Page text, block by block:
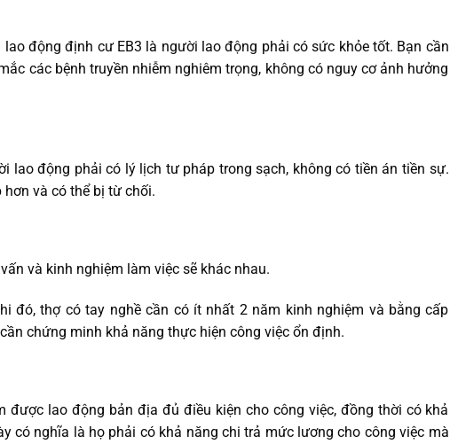
động định cư EB3 là người lao động phải có sức khỏe tốt. Bạn cần
các bệnh truyền nhiễm nghiêm trọng, không có nguy cơ ảnh hưởng
lao động phải có lý lịch tư pháp trong sạch, không có tiền án tiền sự.
hơn và có thể bị từ chối.
và kinh nghiệm làm việc sẽ khác nhau.
đó, thợ có tay nghề cần có ít nhất 2 năm kinh nghiệm và bằng cấp
chứng minh khả năng thực hiện công việc ổn định.
lao động bản địa đủ điều kiện cho công việc, đồng thời có khả
có nghĩa là họ phải có khả năng chi trả mức lương cho công việc mà